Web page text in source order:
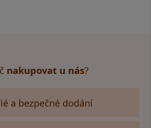
nakupovat u nás?
a bezpečné dodání